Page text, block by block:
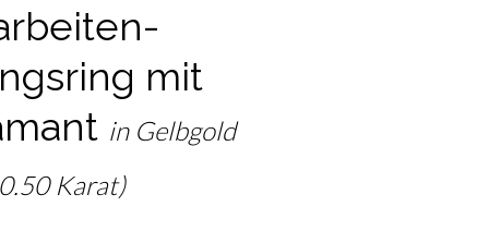
mit
in Gelbgold
Karat)